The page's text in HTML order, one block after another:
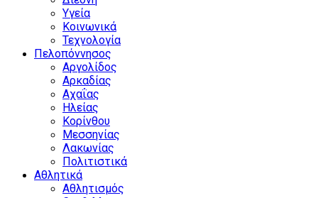
Υγεία
Κοινωνικά
Τεχνολογία
Πελοπόννησος
Αργολίδος
Αρκαδίας
Αχαΐας
Ηλείας
Κορίνθου
Μεσσηνίας
Λακωνίας
Πολιτιστικά
Αθλητικά
Αθλητισμός